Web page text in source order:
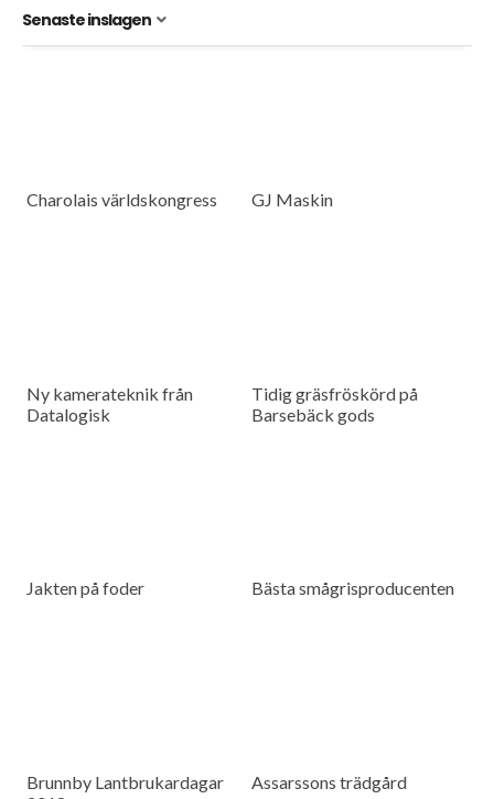
Senaste inslagen
Charolais världskongress GJ Maskin
Ny kamerateknik från
Datalogisk
Tidig gräsfröskörd på
Barsebäck gods
Jakten på foder Bästa smågrisproducenten
Brunnby Lantbrukardagar
Assarssons trädgård